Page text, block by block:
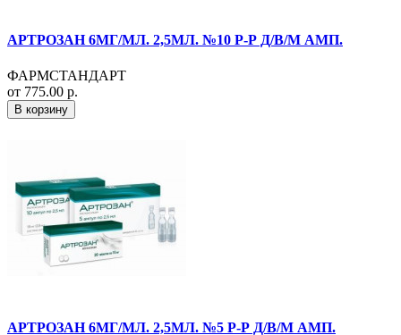
АРТРОЗАН 6МГ/МЛ. 2,5МЛ. №10 Р-Р Д/В/М АМП.
ФАРМСТАНДАРТ
от 775.00 р.
В корзину
АРТРОЗАН 6МГ/МЛ. 2,5МЛ. №5 Р-Р Д/В/М АМП.